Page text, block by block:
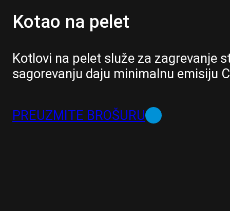
Kotao na pelet
Kotlovi na pelet služe za zagrevanje
sagorevanju daju minimalnu emisiju
PREUZMITE BROŠURU